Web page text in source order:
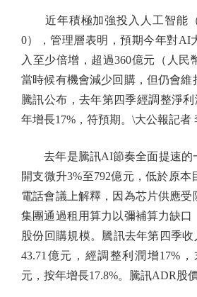
近年積極加強投入人工智能（
0），管理層表明，預期今年對AI
入至少倍增，超過360億元（人民
當時候有機會減少回購，但仍會維
騰訊公布，去年第四季經調整淨利
年增長17%，符預期。\大公報記者
去年是騰訊AI節奏全面提速的
開支微升3%至792億元，低於原
電話會議上解釋，因為芯片供應受
集團通過租用算力以彌補算力缺口
股份回購規模。騰訊去年第四季收
43.71億元，經調整利潤增17%
元，按年增長17.8%。騰訊ADR股